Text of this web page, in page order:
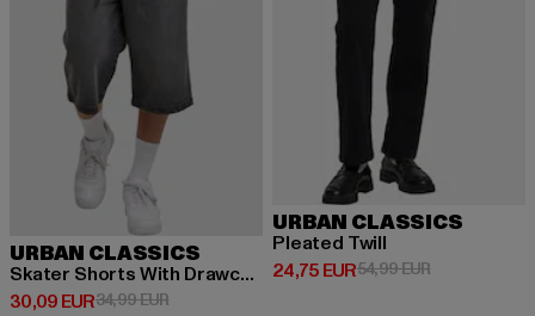
URBAN CLASSICS
Skater Shorts With Drawcord
30,09 EUR
Derzeitiger Preis: 30,09 EUR
34,99 EURAktionspreis: 34,99 EUR
URBAN CLASSICS
Pleated Twill
24,75 EUR
Derzeitiger Preis: 24,75 EUR
54,99 EURAktionspreis: